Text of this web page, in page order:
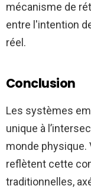
mécanisme de
entre l'intention
réel.
Conclusion
Les systèmes
unique à
monde physique.
reflètent cette
traditionnelles,